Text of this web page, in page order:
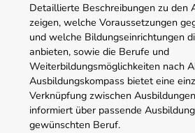
Detaillierte Beschreibungen zu den
zeigen, welche Voraussetzungen
und welche Bildungseinrichtungen
anbieten, sowie die Berufe und
Weiterbildungsmöglichkeiten nach
Ausbildungskompass bietet eine
Verknüpfung zwischen
informiert über passende
gewünschten Beruf.